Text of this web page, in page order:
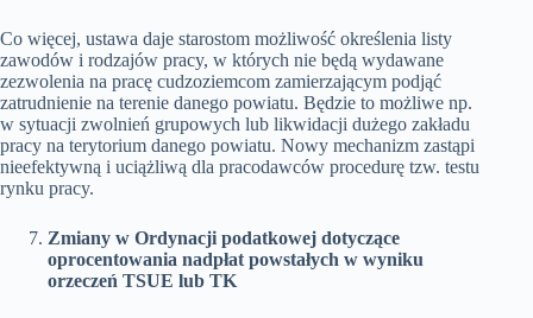
Co więcej, ustawa daje starostom możliwość określenia listy
zawodów i rodzajów pracy, w których nie będą wydawane
zezwolenia na pracę cudzoziemcom zamierzającym podjąć
zatrudnienie na terenie danego powiatu. Będzie to możliwe np.
w sytuacji zwolnień grupowych lub likwidacji dużego zakładu
pracy na terytorium danego powiatu. Nowy mechanizm zastąpi
nieefektywną i uciążliwą dla pracodawców procedurę tzw. testu
rynku pracy.
Zmiany w Ordynacji podatkowej dotyczące
oprocentowania nadpłat powstałych w wyniku
orzeczeń TSUE lub TK